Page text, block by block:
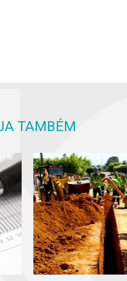
TAMBÉM